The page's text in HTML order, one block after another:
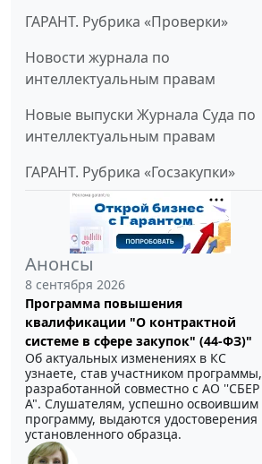
ГАРАНТ. Рубрика «Проверки»
Новости журнала по
интеллектуальным правам
Новые выпуски Журнала Суда по
интеллектуальным правам
ГАРАНТ. Рубрика «Госзакупки»
Анонсы
8 сентября 2026
Программа повышения
квалификации "О контрактной
системе в сфере закупок" (44-ФЗ)"
Об актуальных изменениях в КС
узнаете, став участником программы,
разработанной совместно с АО ''СБЕР
А". Слушателям, успешно освоившим
программу, выдаются удостоверения
установленного образца.